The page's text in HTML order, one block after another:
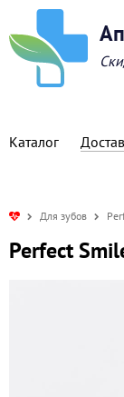
Каталог
Для зубов
Perfect